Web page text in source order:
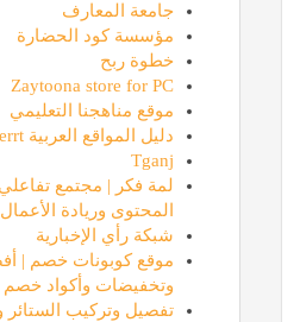
جامعة المعارف
مؤسسة كود الحضارة
خطوة ربح
Zaytoona store for PC
موقع مناهجنا التعليمي
دليل المواقع العربية eerrt
Tganj
لمة فكر | مجتمع
المحتوى وريادة الأعمال
شبكة رأي الإخبارية
موقع كوبونات خصم |
وتخفيضات وأكواد خصم
تفصيل وتركيب الستائر